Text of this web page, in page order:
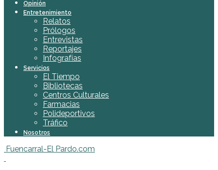
Opinión
Entretenimiento
Relatos
Prólogos
Entrevistas
Reportajes
Infografías
Servicios
El Tiempo
Bibliotecas
Centros Culturales
Farmacias
Polideportivos
Tráfico
Nosotros
Fuencarral-El Pardo.com